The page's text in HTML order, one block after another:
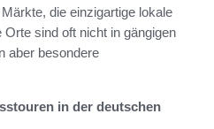
die einzigartige lokale
sind oft nicht in gängigen
aber besondere
in der deutschen